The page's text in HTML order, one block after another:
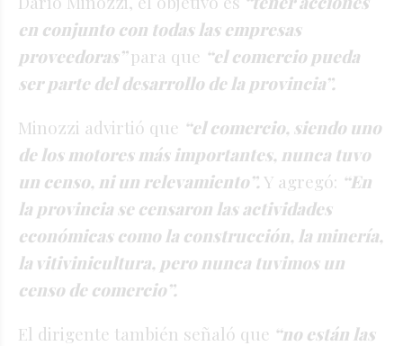
en conjunto con todas las empresas
proveedoras”para que “el comercio pueda
ser parte del desarrollo de la provincia”.
Minozzi advirtió que “el comercio, siendo uno
de los motores más importantes, nunca tuvo
un censo, ni un relevamiento”.Y agregó: “En
la provincia se censaron las actividades
económicas como la construcción, la minería,
la vitivinicultura, pero nunca tuvimos un
censo de comercio”.
El dirigente también señaló que “no están las